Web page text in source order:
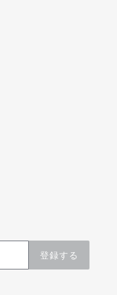
登録する